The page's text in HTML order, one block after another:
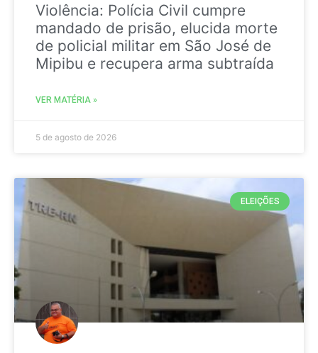
Violência: Polícia Civil cumpre
mandado de prisão, elucida morte
de policial militar em São José de
Mipibu e recupera arma subtraída
VER MATÉRIA »
5 de agosto de 2026
ELEIÇÕES